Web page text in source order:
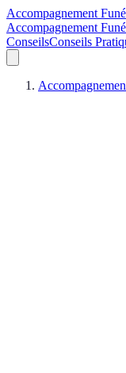
Accompagnement
Accompagnement
ConseilsConseils